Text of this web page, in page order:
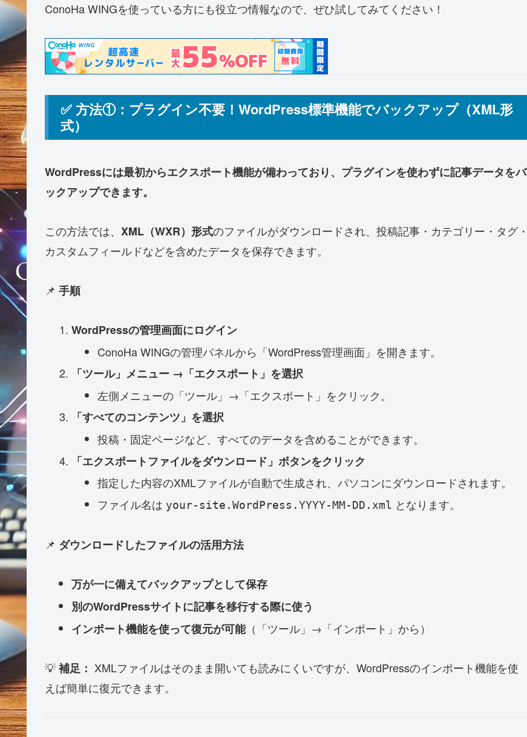
ConoHa WINGを使っている方にも役立つ情報なので、ぜひ試してみてください！
✅ 方法①：プラグイン不要！WordPress標準機能でバックアップ（XML形
式）
WordPressには最初からエクスポート機能が備わっており、プラグインを使わずに記事データをバ
ックアップできます。
この方法では、 XML（WXR）形式のファイルがダウンロードされ、投稿記事・カテゴリー・タグ・
カスタムフィールドなどを含めたデータを保存できます。
📌 手順
WordPressの管理画面にログイン
ConoHa WINGの管理パネルから「WordPress管理画面」を開きます。
「ツール」メニュー →「エクスポート」を選択
左側メニューの「ツール」→「エクスポート」をクリック。
「すべてのコンテンツ」を選択
投稿・固定ページなど、すべてのデータを含めることができます。
「エクスポートファイルをダウンロード」ボタンをクリック
指定した内容のXMLファイルが自動で生成され、パソコンにダウンロードされます。
ファイル名は your-site.WordPress.YYYY-MM-DD.xml となります。
📌 ダウンロードしたファイルの活用方法
万が一に備えてバックアップとして保存
別のWordPressサイトに記事を移行する際に使う
インポート機能を使って復元が可能（「ツール」→「インポート」から）
💡補足： XMLファイルはそのまま開いても読みにくいですが、WordPressのインポート機能を使
えば簡単に復元できます。